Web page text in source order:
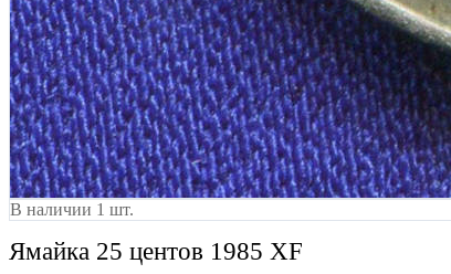
В наличии 1 шт.
Ямайка 25 центов 1985 XF